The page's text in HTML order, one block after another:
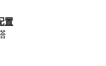
置